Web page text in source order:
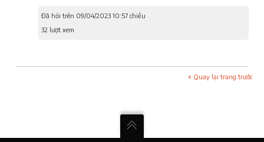
Đã hỏi trên 09/04/2023 10:57 chiều
32 lượt xem
« Quay lại trang trước